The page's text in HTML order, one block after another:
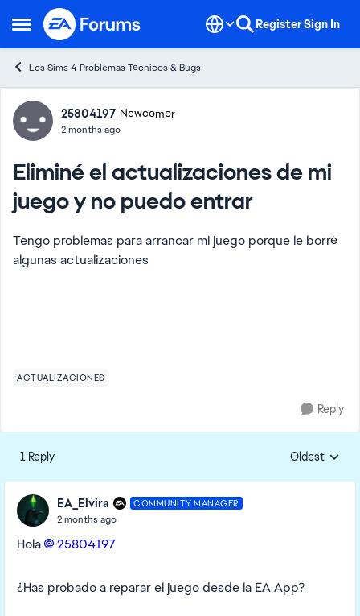
Open Side Menu
Skip to content RegisterSign In
Los Sims 4 Problemas Técnicos & Bugs
Forum Discussion
25804197 Newcomer
2 months ago
Eliminé el actualizaciones de mi
juego y no puedo entrar
Tengo problemas para arrancar mi juego porque le borré
algunas actualizaciones
ACTUALIZACIONES
Reply
1 Reply Replies
Oldest
EA_Elvira COMMUNITY MANAGER
2 months ago
Hola 25804197​
¿Has probado a reparar el juego desde la EA App?